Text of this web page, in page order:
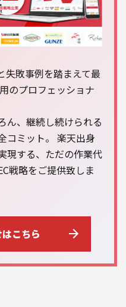
失敗事例を踏まえて最
のプロフェッショナ
ん、継続し続けられる
コミット。 楽天出身
現する、ただの作業代
戦略をご提供致しま
こちら